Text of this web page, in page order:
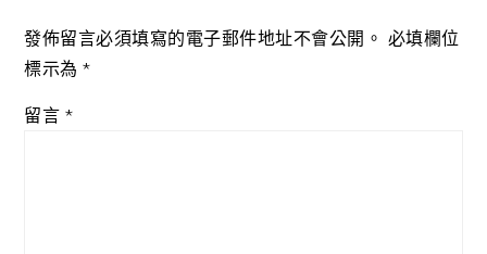
發佈留言必須填寫的電子郵件地址不會公開。 必填欄位
標示為*
留言 *